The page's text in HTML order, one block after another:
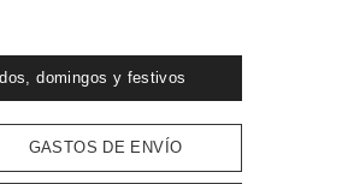
domingos y festivos
GASTOS DE ENVÍO